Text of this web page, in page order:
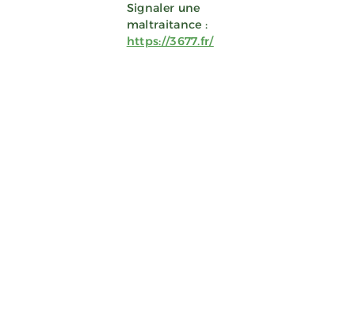
Signaler une
maltraitance :
https://3677.fr/